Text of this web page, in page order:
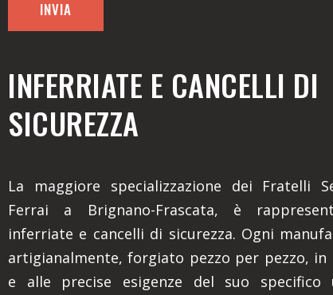
INFERRIATE E CANCELLI DI
SICUREZZA
La maggiore specializzazione dei Fratelli
Ferrai a Brignano-Frascata, è
inferriate e cancelli di sicurezza. Ogni
artigianalmente, forgiato pezzo per pezzo, in
e alle precise esigenze del suo specifico